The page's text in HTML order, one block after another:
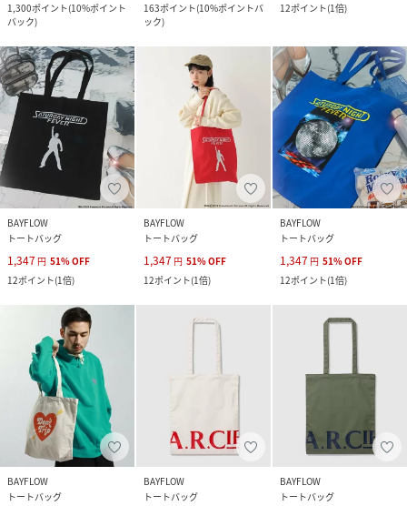
1,300ポイント(10%ポイント
バック)
163ポイント(10%ポイントバ
ック)
12ポイント(1倍)
BAYFLOW
トートバッグ
1,347 円 51%OFF
12ポイント(1倍)
BAYFLOW
トートバッグ
1,347 円 51%OFF
12ポイント(1倍)
BAYFLOW
トートバッグ
1,347 円 51%OFF
12ポイント(1倍)
BAYFLOW
トートバッグ
BAYFLOW
トートバッグ
BAYFLOW
トートバッグ